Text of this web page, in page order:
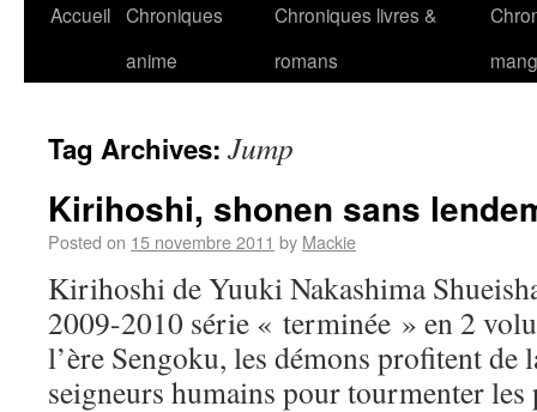
Accueil Chroniques
anime
Chroniques livres &
romans
Tag Archives: Jump
Kirihoshi, shonen sans
Posted on 15 novembre 2011 by Mackie
Kirihoshi de Yuuki Nakashima
2009-2010 série « terminée » en 2
l’ère Sengoku, les démons profitent de
seigneurs humains pour tourmenter les